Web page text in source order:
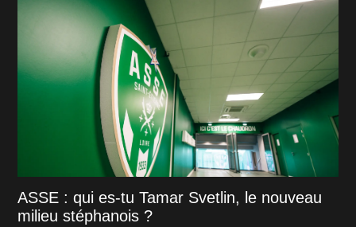
ASSE : qui es-tu Tamar Svetlin, le nouveau
milieu stéphanois ?